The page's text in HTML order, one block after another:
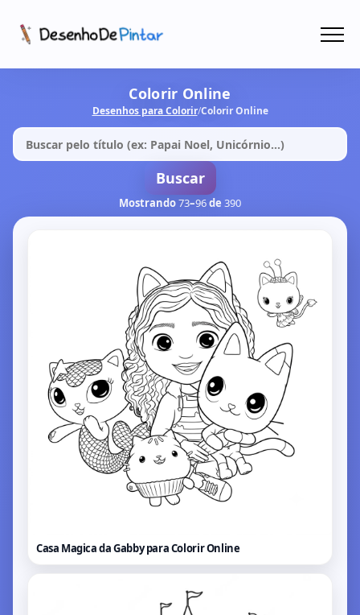
Coletâneas de Desenhos - PDF
Colorir Online
Colorir Online
Desenhos para Colorir/Colorir Online
Buscar
Mostrando73–96de 390
Casa Magica da Gabby para ColorirOnline